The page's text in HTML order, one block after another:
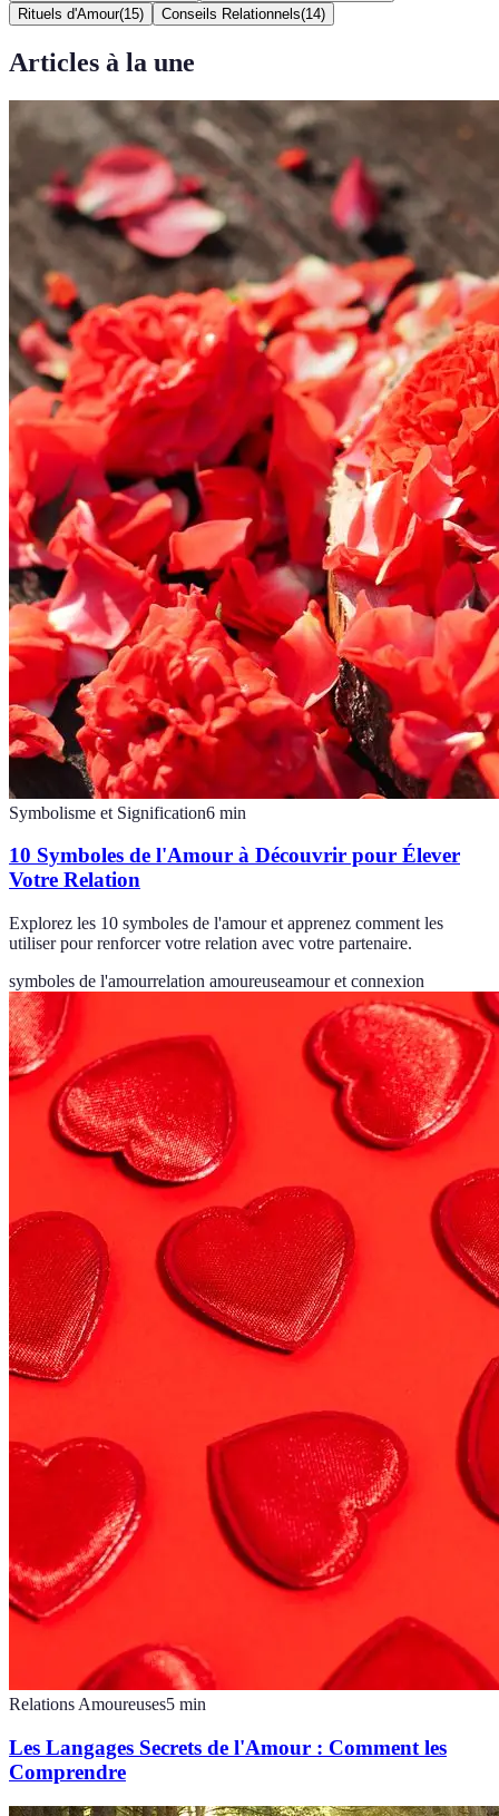
Rituels d'Amour(15) Conseils Relationnels(14)
Articles à la une
Symbolisme et Signification6 min
10 Symboles de l'Amour à Découvrir pour Élever
Votre Relation
Explorez les 10 symboles de l'amour et apprenez comment les
utiliser pour renforcer votre relation avec votre partenaire.
symboles de l'amourrelation amoureuseamour et connexion
Relations Amoureuses5 min
Les Langages Secrets de l'Amour : Comment les
Comprendre